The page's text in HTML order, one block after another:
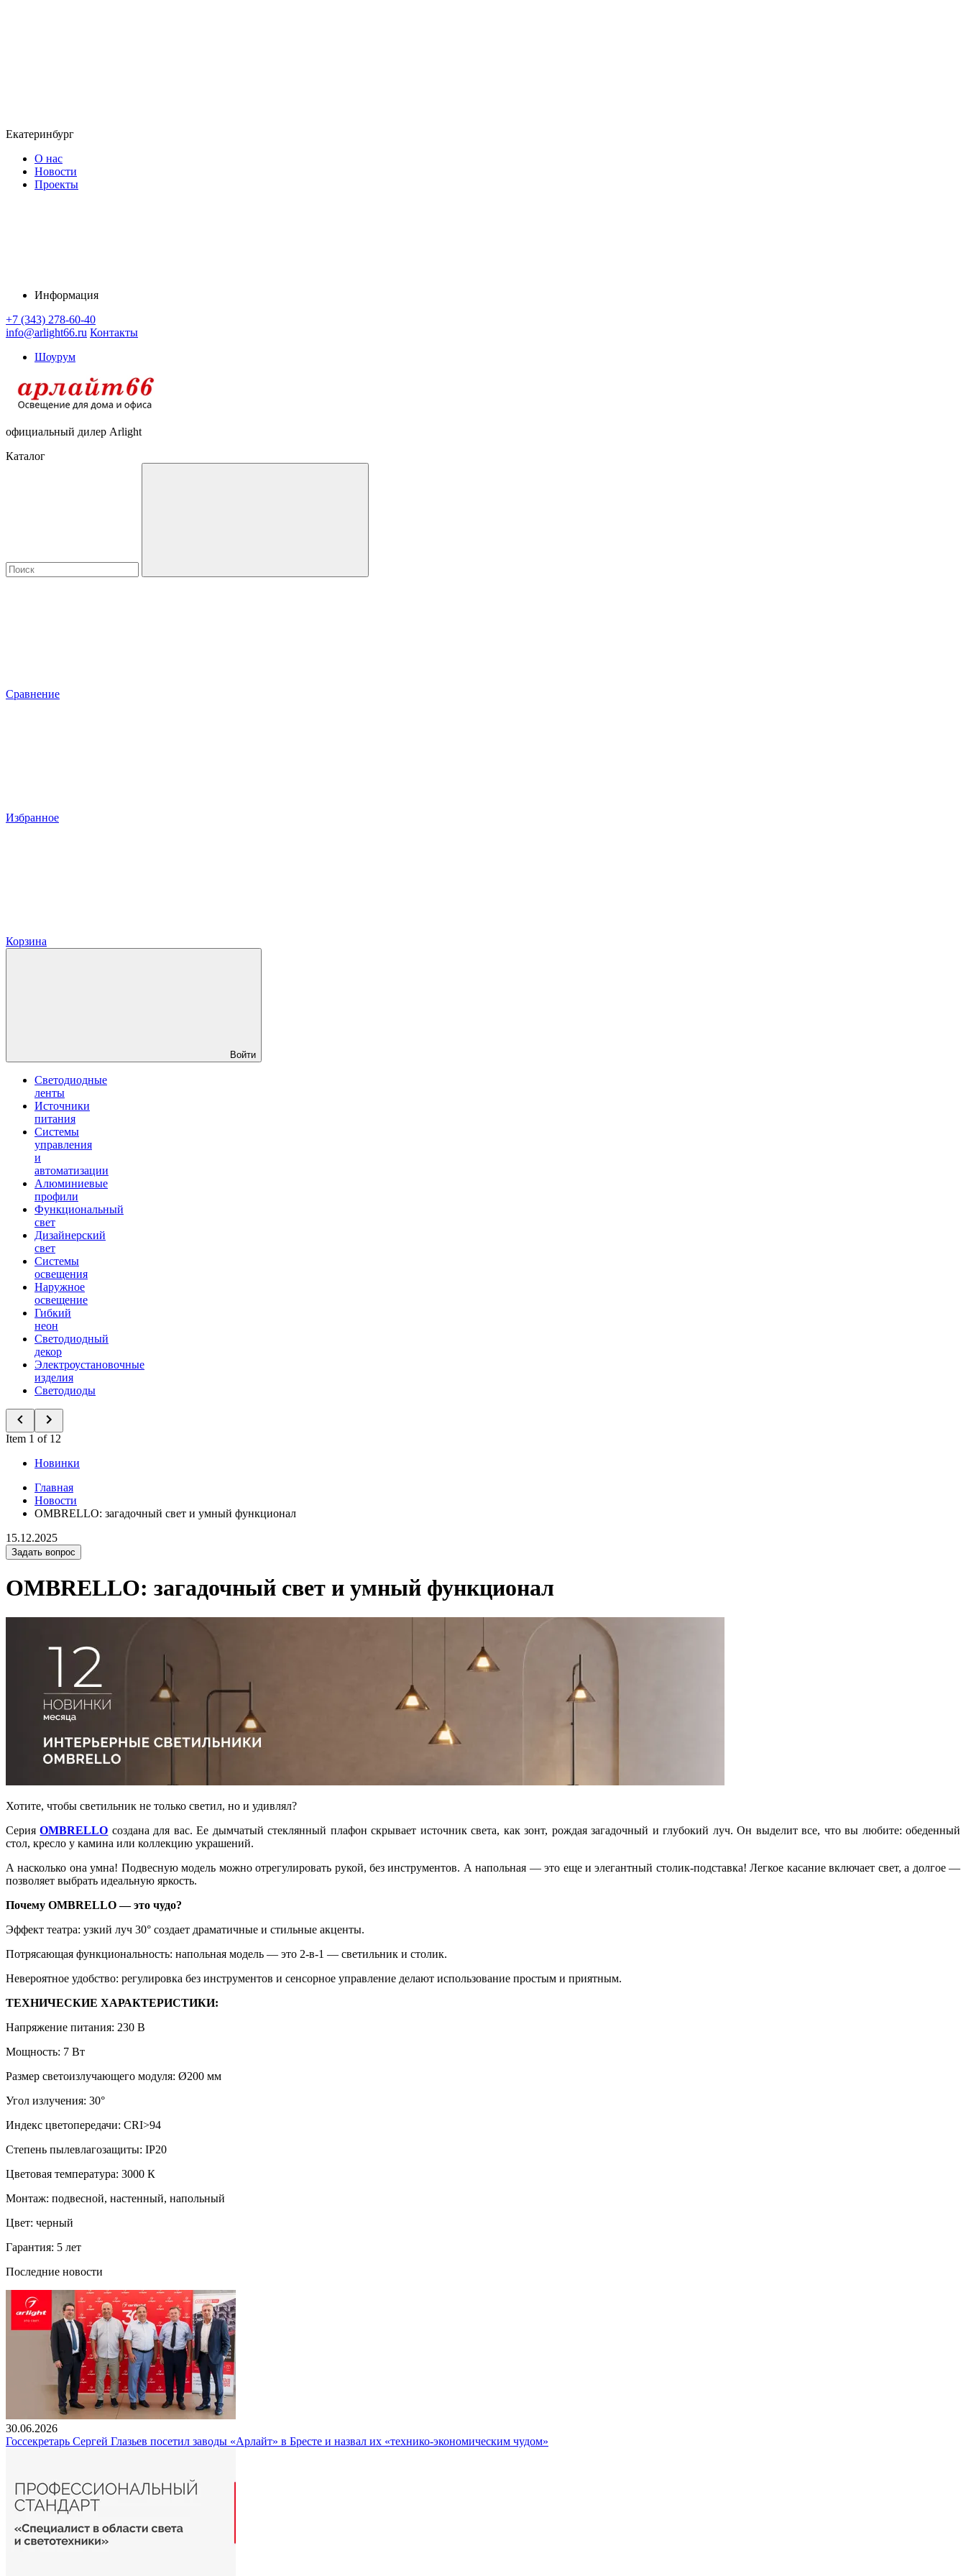
Екатеринбург
О нас
Новости
Проекты
Информация
+7 (343) 278-60-40
info@arlight66.ru Контакты
Шоурум
официальный дилер Arlight
Каталог
Сравнение
Избранное
Корзина
Войти
Светодиодные
ленты
Источники
питания
Системы
управления
и
автоматизации
Алюминиевые
профили
Функциональный
свет
Дизайнерский
свет
Системы
освещения
Наружное
освещение
Гибкий
неон
Светодиодный
декор
Электроустановочные
изделия
Светодиоды
Item 1 of 12
Новинки
Главная
Новости
OMBRELLO: загадочный свет и умный функционал
15.12.2025
Задать вопрос
OMBRELLO: загадочный свет и умный функционал
Хотите, чтобы светильник не только светил, но и удивлял?
СерияOMBRELLO создана для вас. Ее дымчатый стеклянный плафон скрывает источник света, как зонт, рождая загадочный и глубокий луч. Он выделит все, что вы любите: обеденный
стол, кресло у камина или коллекцию украшений.
А насколько она умна! Подвесную модель можно отрегулировать рукой, без инструментов. А напольная — это еще и элегантный столик-подставка! Легкое касание включает свет, а долгое —
позволяет выбрать идеальную яркость.
Почему OMBRELLO — это чудо?
Эффект театра: узкий луч 30° создает драматичные и стильные акценты.
Потрясающая функциональность: напольная модель — это 2-в-1 — светильник и столик.
Невероятное удобство: регулировка без инструментов и сенсорное управление делают использование простым и приятным.
ТЕХНИЧЕСКИЕ ХАРАКТЕРИСТИКИ:
Напряжение питания: 230 В
Мощность: 7 Вт
Размер светоизлучающего модуля: Ø200 мм
Угол излучения: 30°
Индекс цветопередачи: CRI>94
Степень пылевлагозащиты: IP20
Цветовая температура: 3000 К
Монтаж: подвесной, настенный, напольный
Цвет: черный
Гарантия: 5 лет
Последние новости
30.06.2026
Госсекретарь Сергей Глазьев посетил заводы «Арлайт» в Бресте и назвал их «технико-экономическим чудом»